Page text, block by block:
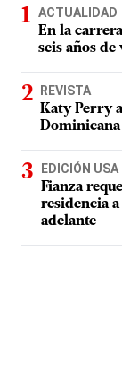
ACTUALIDAD
En la
seis años de
REVISTA
Katy Perry
Dominicana
EDICIÓN USA
Fianza
residencia a
adelante